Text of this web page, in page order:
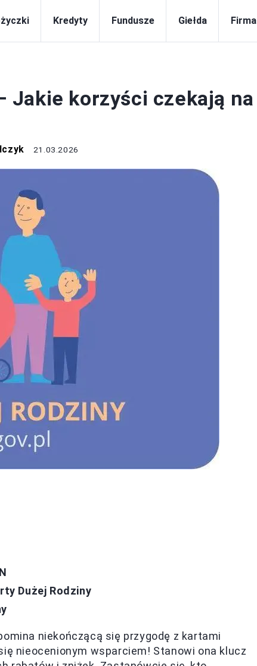
Kredyty Fundusze Giełda Firma
Jakie korzyści czekają na
21.03.2026
Dużej Rodziny
niekończącą się przygodę z kartami
nieocenionym wsparciem! Stanowi ona klucz